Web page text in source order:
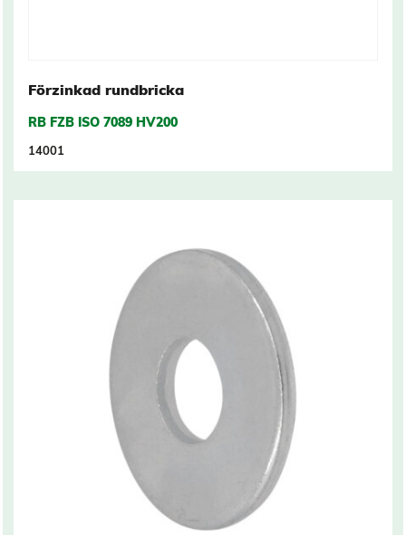
Förzinkad rundbricka
RB FZB ISO 7089 HV200
14001